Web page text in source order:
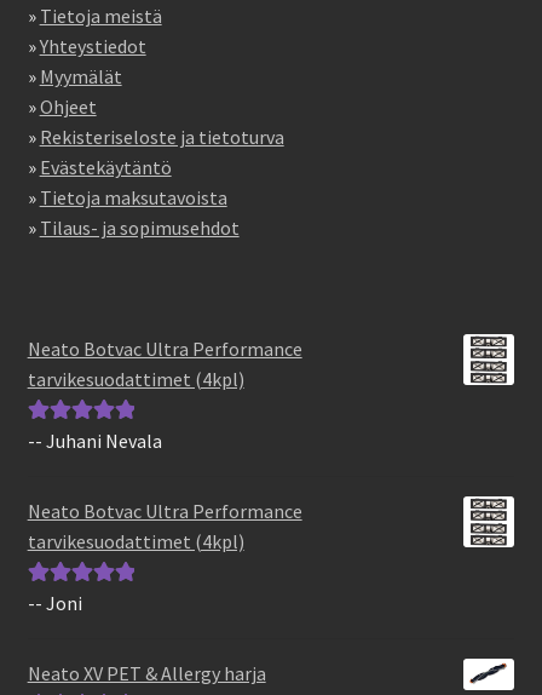
» Tietoja meistä
»Yhteystiedot
» Myymälät
»Ohjeet
» Rekisteriseloste ja tietoturva
» Evästekäytäntö
» Tietoja maksutavoista
» Tilaus- ja sopimusehdot
Neato Botvac Ultra Performance
tarvikesuodattimet (4kpl)
Arvostelu
-- Juhani Nevala
Neato Botvac Ultra Performance
tarvikesuodattimet (4kpl)
Arvostelu
-- Joni
Neato XV PET & Allergy harja